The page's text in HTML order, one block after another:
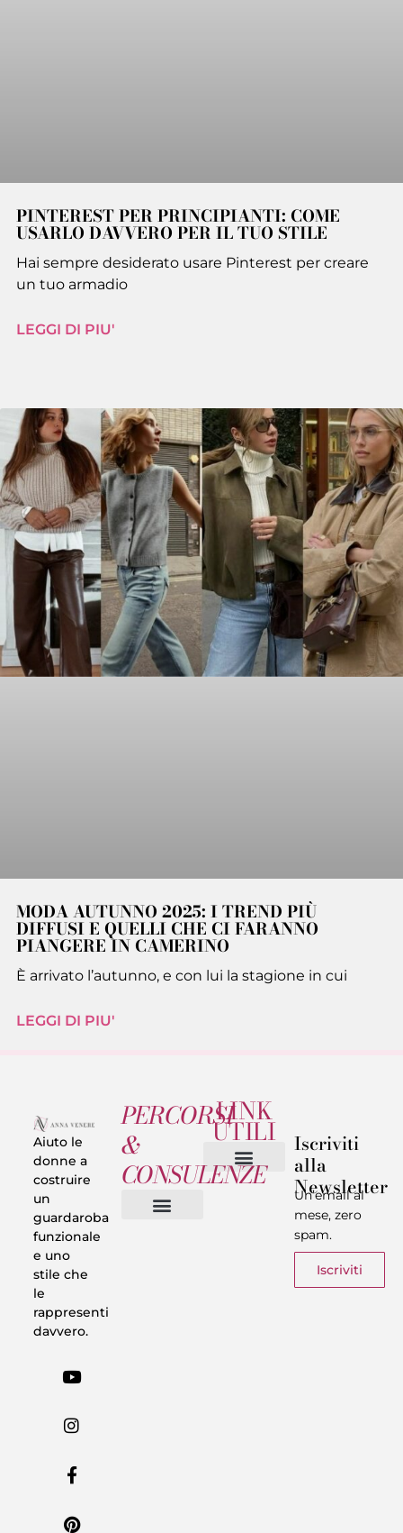
PINTEREST PER PRINCIPIANTI: COME
USARLO DAVVERO PER IL TUO STILE
Hai sempre desiderato usare Pinterest per creare
un tuo armadio
LEGGI DI PIU'
MODA AUTUNNO 2025: I TREND PIÙ
DIFFUSI E QUELLI CHE CI FARANNO
PIANGERE IN CAMERINO
È arrivato l’autunno, e con lui la stagione in cui
LEGGI DI PIU'
Aiuto le
donne a
costruire
un
guardaroba
funzionale
e uno
stile che
le
rappresenti
davvero.
PERCORSI
&
CONSULENZE
LINK
UTILI Iscriviti
alla
Newsletter
Un’email al
mese, zero
spam.
Iscriviti